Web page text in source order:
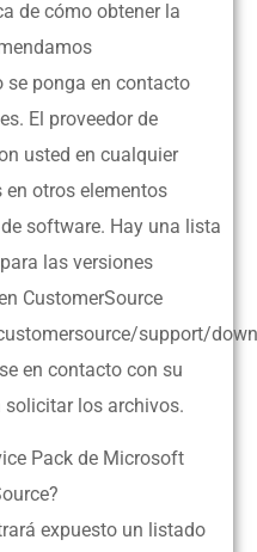
de cómo obtener la
se ponga en contacto
El proveedor de
usted en cualquier
otros elementos
software. Hay una lista
las versiones
CustomerSource
support/
en contacto con su
solicitar los archivos.
Pack de Microsoft
expuesto un listado